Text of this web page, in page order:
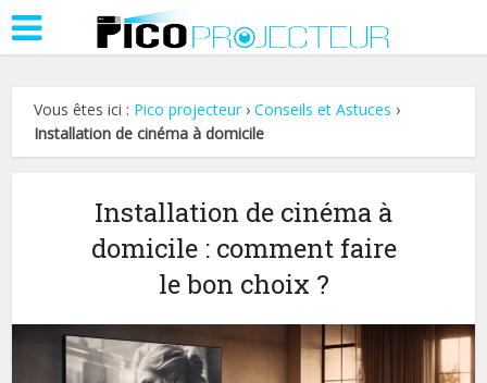
Vous êtes ici : Pico projecteur›Conseils et Astuces ›
Installation de cinéma à domicile
Installation de cinéma à
domicile : comment faire
le bon choix ?